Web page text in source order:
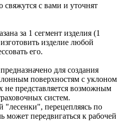
с вами и уточнят
за 1 сегмент изделия (1
изделие любой
его.
для создания
поверхностям с уклоном
не представляется возможным
систем.
"лесенки", перецепляясь по
может передвигаться к рабочей